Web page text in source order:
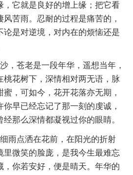
，它就是良好的增上缘；把它看
苦雨。忍耐的过程是痛苦的，
论是对逆境，对内在的烦恼还是
，苍老是一段年华，遥想当年，
桃花树下，深情相对两无语，脉
，可如今，花开花落亦无期，
早已经忘记了那一刻的虔诚，
那么深情都凝视过你的眼睛。
雨点洒在花前，在阳光的折射
里微笑的脸庞，是我今生最难忘
，你若安好，便是晴天。年华的